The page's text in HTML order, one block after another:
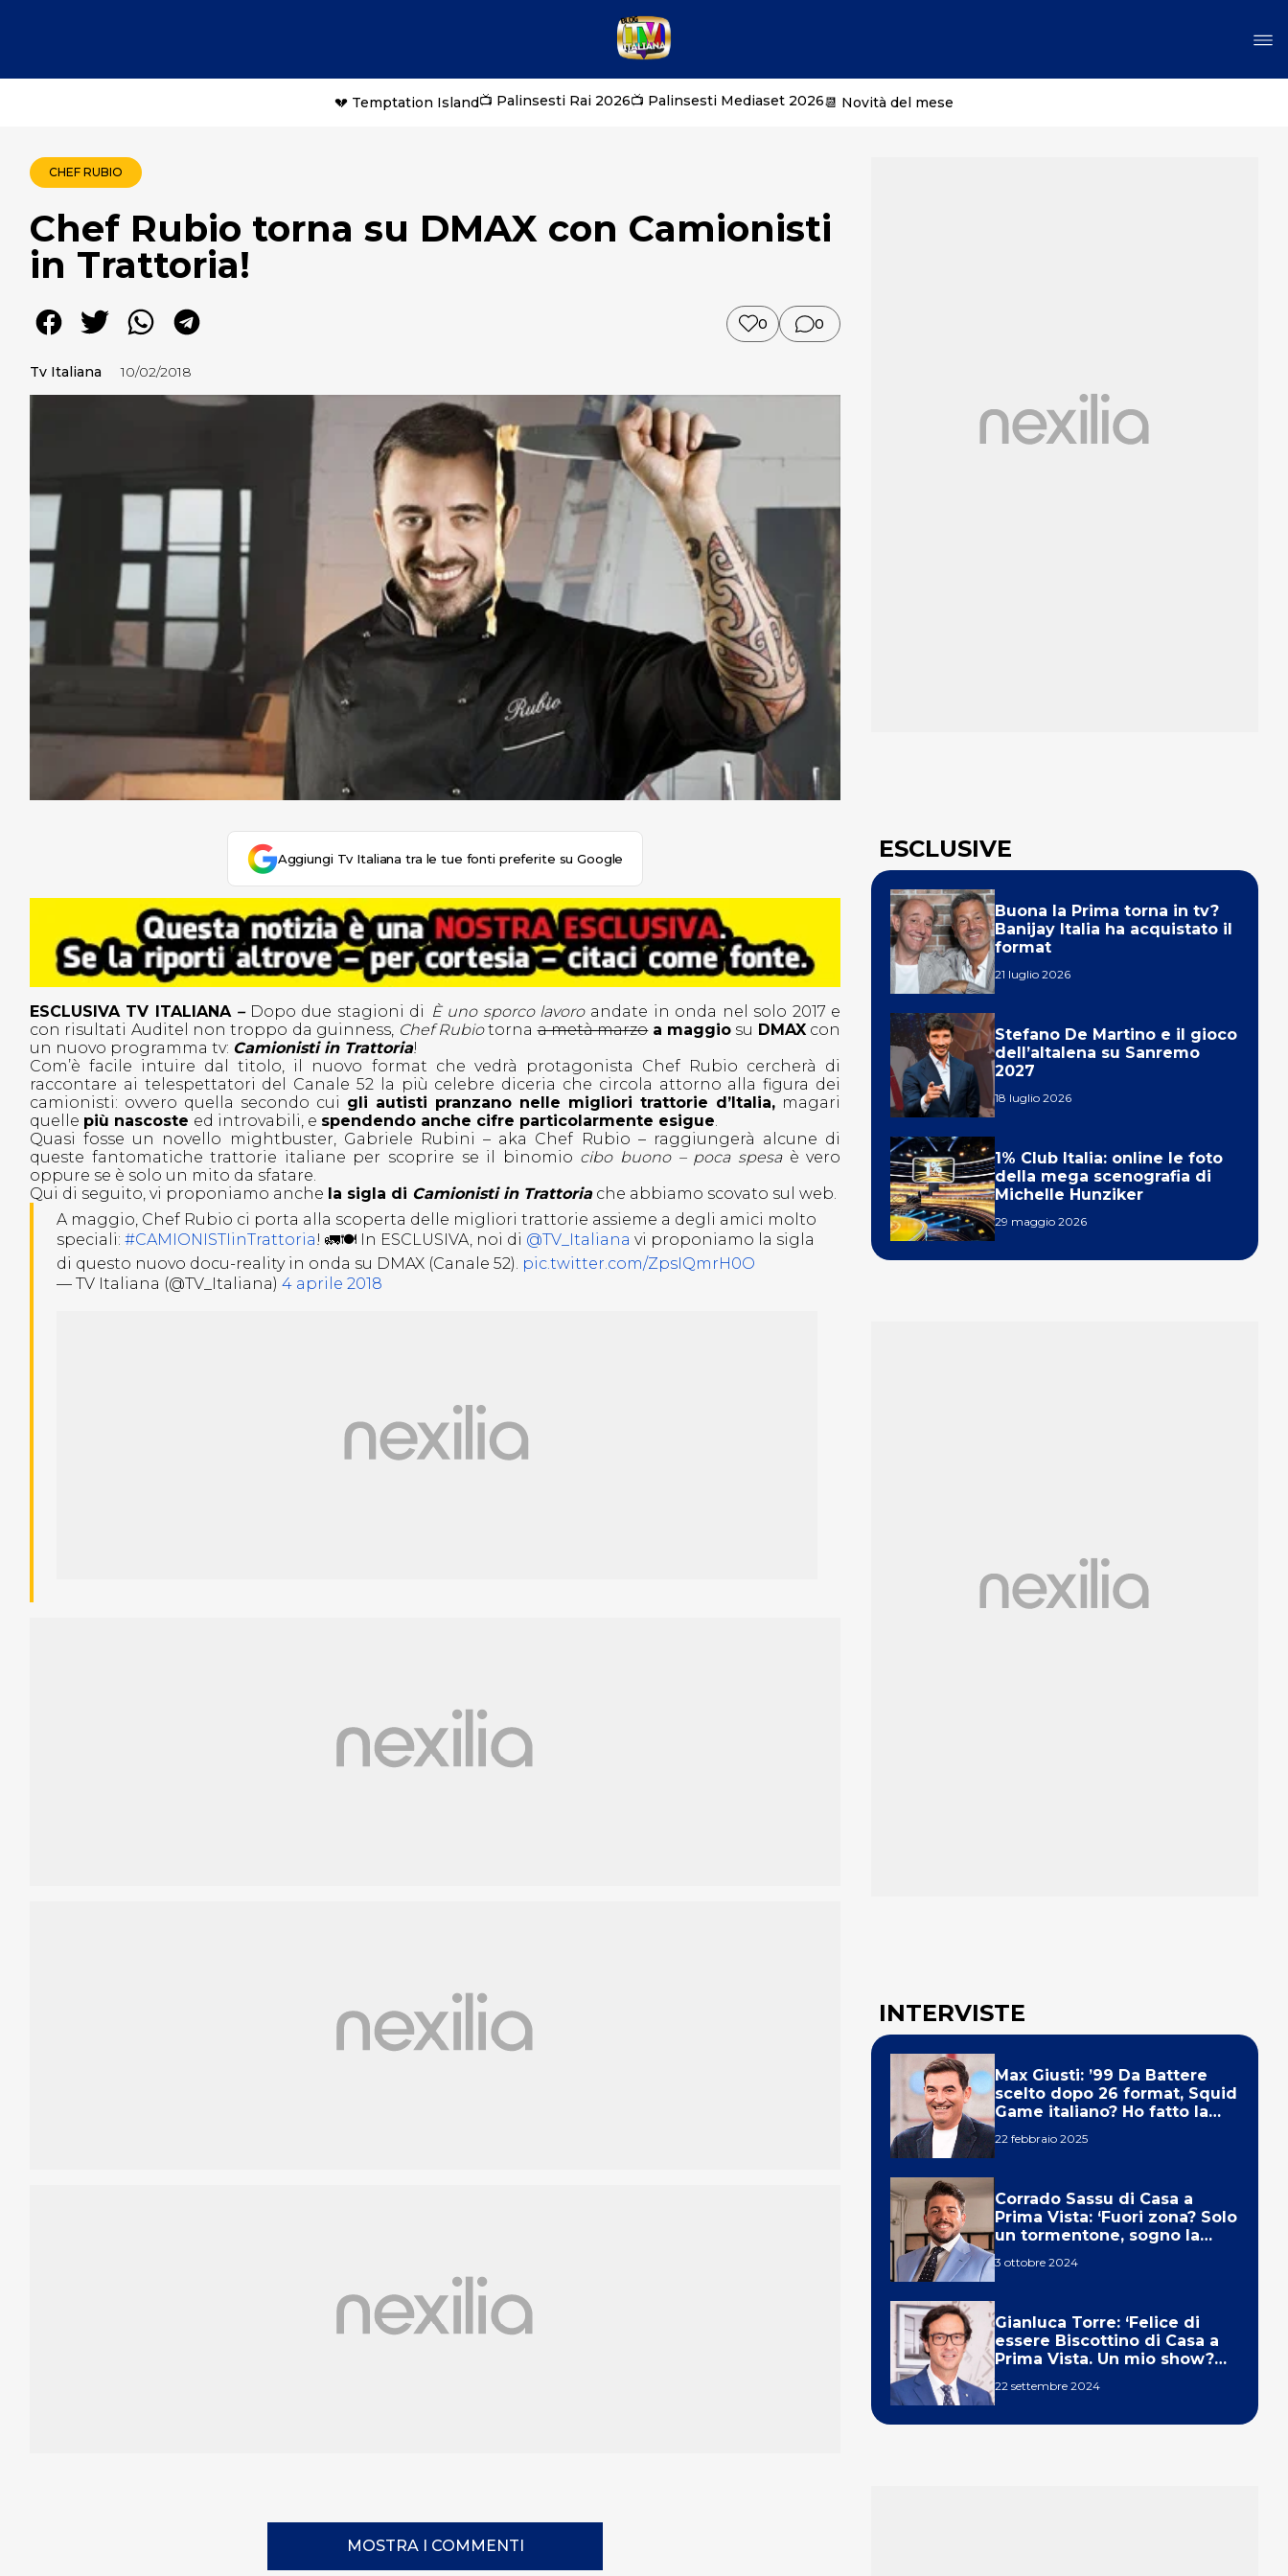
💔 Temptation Island📺 Palinsesti Rai 2026📺 Palinsesti Mediaset 2026📆 Novità del mese
CHEF RUBIO
Chef Rubio torna su DMAX con Camionisti
in Trattoria!
0 0
Tv Italiana 10/02/2018
Aggiungi Tv Italiana tra le tue fonti preferite su Google
ESCLUSIVA TV ITALIANA–Dopo due stagioni di È uno sporco lavoro andate in onda nel solo 2017 e
con risultati Auditel non troppo da guinness, Chef Rubiotornaa metà marzo a maggio su DMAXcon
un nuovo programma tv: Camionisti in Trattoria!
Com’è facile intuire dal titolo, il nuovo format che vedrà protagonista Chef Rubio cercherà di
raccontare ai telespettatori del Canale 52 la più celebre diceria che circola attorno alla figura dei
camionisti: ovvero quella secondo cui gli autisti pranzano nelle migliori trattorie d’Italia, magari
quelle più nascoste ed introvabili, e spendendo anche cifre particolarmente esigue.
Quasi fosse un novello mightbuster, Gabriele Rubini – aka Chef Rubio – raggiungerà alcune di
queste fantomatiche trattorie italiane per scoprire se il binomio cibo buono – poca spesaè vero
oppure se è solo un mito da sfatare.
Qui di seguito, vi proponiamo anche la sigla di Camionisti in Trattoriache abbiamo scovato sul web.
A maggio, Chef Rubio ci porta alla scoperta delle migliori trattorie assieme a degli amici molto
speciali: #CAMIONISTIinTrattoria! 🚛🍽️ In ESCLUSIVA, noi di @TV_Italiana vi proponiamo la sigla
di questo nuovo docu-reality in onda su DMAX (Canale 52). pic.twitter.com/ZpsIQmrH0O
— TV Italiana (@TV_Italiana) 4 aprile 2018
MOSTRA I COMMENTI
ESCLUSIVE
Buona la Prima torna in tv?
Banijay Italia ha acquistato il
format
21 luglio 2026
Stefano De Martino e il gioco
dell’altalena su Sanremo
2027
18 luglio 2026
1% Club Italia: online le foto
della mega scenografia di
Michelle Hunziker
29 maggio 2026
INTERVISTE
Max Giusti: ’99 Da Battere
scelto dopo 26 format, Squid
Game italiano? Ho fatto la
22 febbraio 2025
Corrado Sassu di Casa a
Prima Vista: ‘Fuori zona? Solo
un tormentone, sogno la
3 ottobre 2024
Gianluca Torre: ‘Felice di
essere Biscottino di Casa a
Prima Vista. Un mio show?
22 settembre 2024